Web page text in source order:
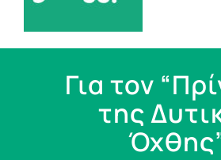
Για τον
της